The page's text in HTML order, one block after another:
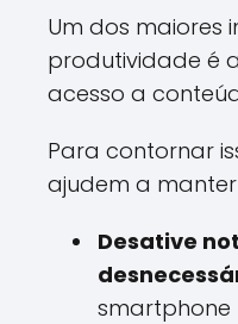
Um dos maiores
produtividade é
acesso a
Para contornar
ajudem a
Desative